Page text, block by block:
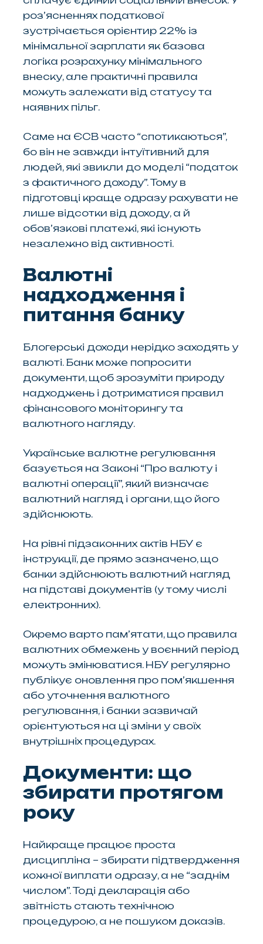
роз’ясненнях податкової
зустрічається орієнтир 22% із
мінімальної зарплати як базова
логіка розрахунку мінімального
внеску, але практичні правила
можуть залежати від статусу та
наявних пільг.
Саме на ЄСВ часто “спотикаються”,
бо він не завжди інтуїтивний для
людей, які звикли до моделі “податок
з фактичного доходу”. Тому в
підготовці краще одразу рахувати не
лише відсотки від доходу, а й
обов’язкові платежі, які існують
незалежно від активності.
Валютні
надходження і
питання банку
Блогерські доходи нерідко заходять у
валюті. Банк може попросити
документи, щоб зрозуміти природу
надходжень і дотриматися правил
фінансового моніторингу та
валютного нагляду.
Українське валютне регулювання
базується на Законі “Про валюту і
валютні операції”, який визначає
валютний нагляд і органи, що його
здійснюють.
На рівні підзаконних актів НБУ є
інструкції, де прямо зазначено, що
банки здійснюють валютний нагляд
на підставі документів (у тому числі
електронних).
Окремо варто пам’ятати, що правила
валютних обмежень у воєнний період
можуть змінюватися. НБУ регулярно
публікує оновлення про пом’якшення
або уточнення валютного
регулювання, і банки зазвичай
орієнтуються на ці зміни у своїх
внутрішніх процедурах.
Документи: що
збирати протягом
року
Найкраще працює проста
дисципліна – збирати підтвердження
кожної виплати одразу, а не “заднім
числом”. Тоді декларація або
звітність стають технічною
процедурою, а не пошуком доказів.